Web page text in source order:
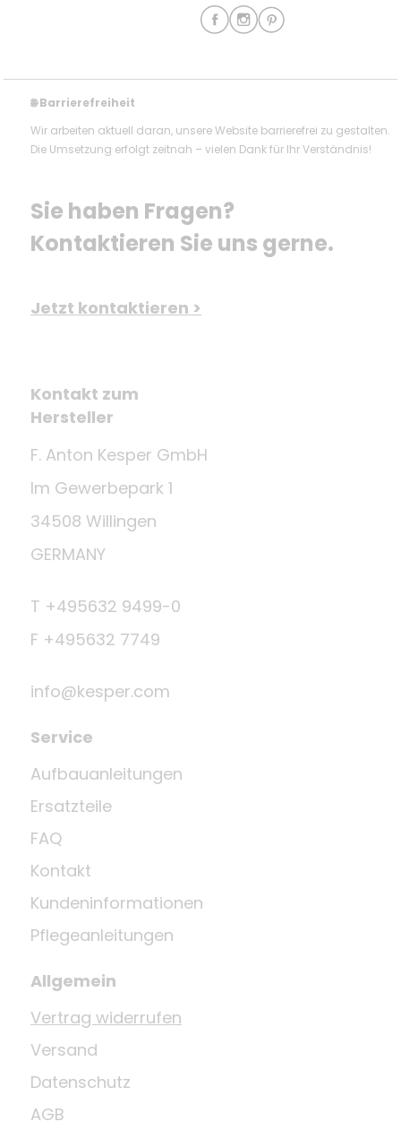
🌐Barrierefreiheit
Wir arbeiten aktuell daran, unsere Website barrierefrei zu gestalten.
Die Umsetzung erfolgt zeitnah – vielen Dank für Ihr Verständnis!
Sie haben Fragen?
Kontaktieren Sie uns gerne.
Jetzt kontaktieren >
Kontakt zum
Hersteller
F. Anton Kesper GmbH
Im Gewerbepark 1
34508 Willingen
GERMANY
T +495632 9499-0
F +495632 7749
info@kesper.com
Service
Aufbauanleitungen
Ersatzteile
FAQ
Kontakt
Kundeninformationen
Pflegeanleitungen
Allgemein
Vertrag widerrufen
Versand
Datenschutz
AGB